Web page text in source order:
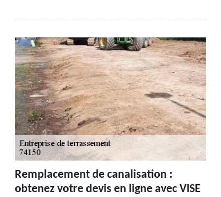
Remplacement de canalisation :
obtenez votre devis en ligne avec VISE